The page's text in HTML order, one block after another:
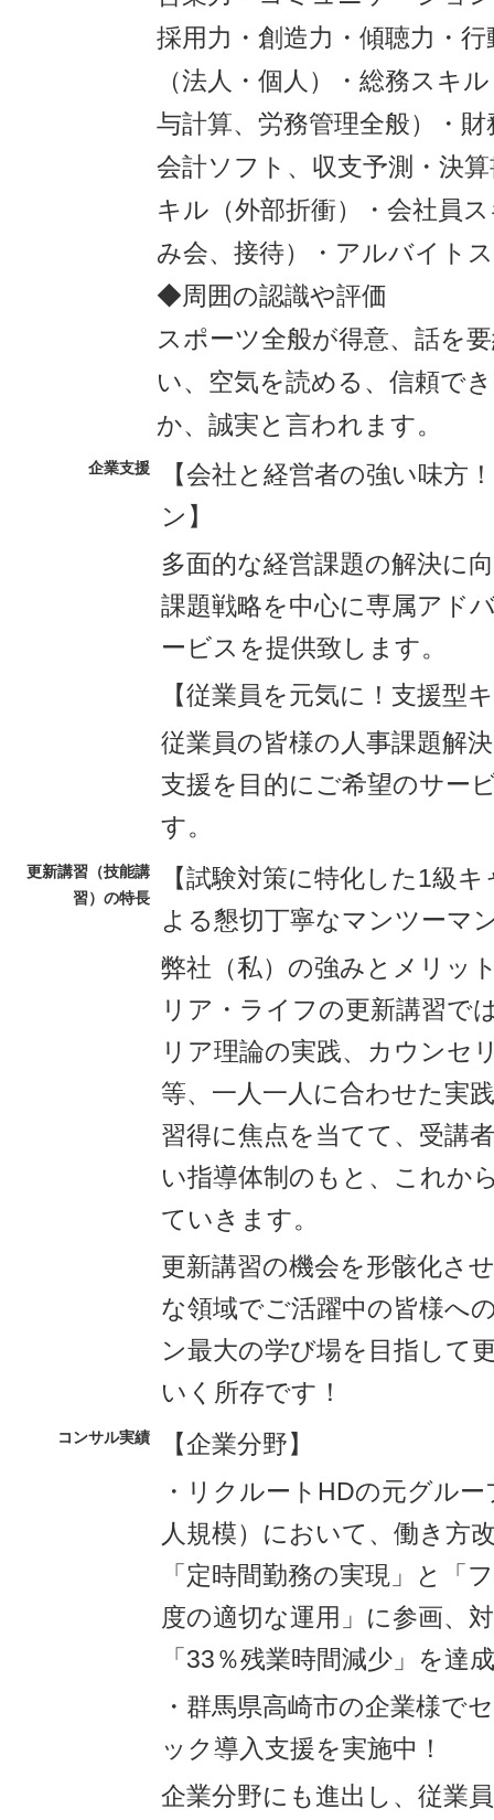
採用力・創造力・傾聴力・
（法人・個人）・総務スキ
与計算、労務管理全般）・
会計ソフト、収支予測・決
キル（外部折衝）・会社員
み会、接待）・アルバイト
◆周囲の認識や評価
スポーツ全般が得意、話を
い、空気を読める、信頼で
か、誠実と言われます。
企業支援
【会社と経営者の強い味方
ン】
多面的な経営課題の解決に
課題戦略を中心に専属アド
ービスを提供致します。
【従業員を元気に！支援型
従業員の皆様の人事課題解
支援を目的にご希望のサー
す。
更新講習（技能講
習）の特長
【試験対策に特化した1級
よる懇切丁寧なマンツーマ
弊社（私）の強みとメリッ
リア・ライフの更新講習で
リア理論の実践、カウンセ
等、一人一人に合わせた実
習得に焦点を当てて、受講
い指導体制のもと、これか
ていきます。
更新講習の機会を形骸化さ
な領域でご活躍中の皆様へ
ン最大の学び場を目指して
いく所存です！
コンサル実績
【企業分野】
・リクルートHDの元グル
人規模）において、働き方
「定時間勤務の実現」と「
度の適切な運用」に参画、
「33％残業時間減少」を達
・群馬県高崎市の企業様で
ック導入支援を実施中！
企業分野にも進出し、従業